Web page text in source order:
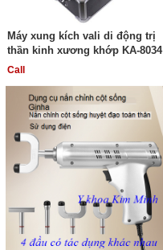
Máy xung kích vali di động trị
thần kinh xương khớp KA-8034
Call